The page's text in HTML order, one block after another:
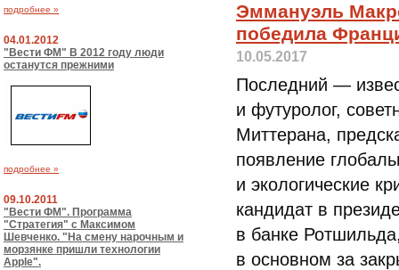
подробнее »
04.01.2012
"Вести ФМ" В 2012 году люди
останутся прежними
подробнее »
09.10.2011
"Вести ФМ". Программа
"Стратегия" с Максимом
Шевченко. "На смену нарочным и
морзянке пришли технологии
Apple".
Эммануэль
победила
10.05.2017
Последний —
и футуролог,
Миттерана,
появление
и экологические
кандидат в
в банке
в основном за